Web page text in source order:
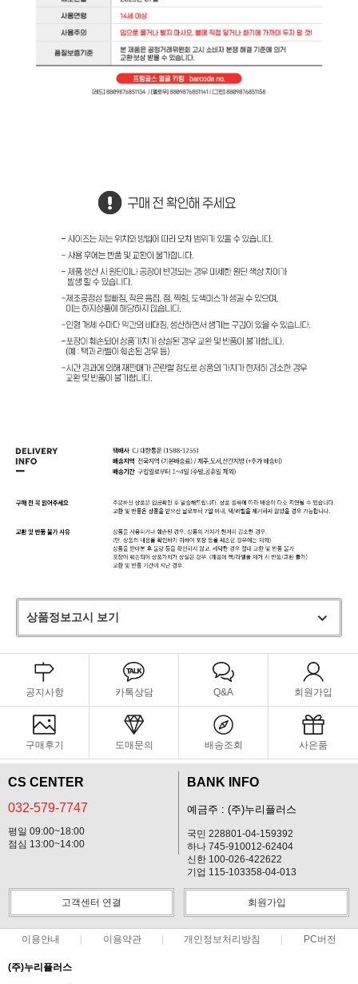
상품정보고시 보기
공지사항 카톡상담 Q&A 회원가입
구매후기 도매문의 배송조회 사은품
CS CENTER
032-579-7747
평일 09:00~18:00
점심 13:00~14:00
BANK INFO
예금주 : (주)누리플러스
국민 228801-04-159392
하나 745-910012-62404
신한 100-026-422622
기업 115-103358-04-013
고객센터 연결 회원가입
이용안내 이용약관 개인정보처리방침 PC버전
(주)누리플러스